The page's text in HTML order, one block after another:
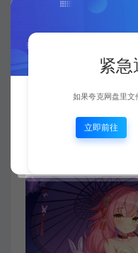
操作系统 *: WIN XP/
处理器: 2 GHz
内存: 2 GB RAM
显卡: DirectX 9
紧急
如果夸克网盘里文
立即前往